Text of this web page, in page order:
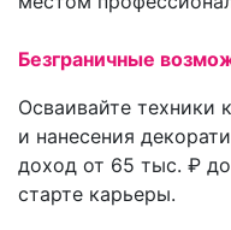
Безграничные
Осваивайте техники
и нанесения
доход от 65 тыс. ₽
старте карьеры.